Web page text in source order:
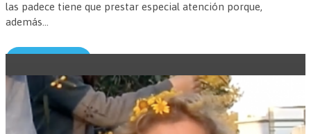
las padece tiene que prestar especial atención porque,
además...